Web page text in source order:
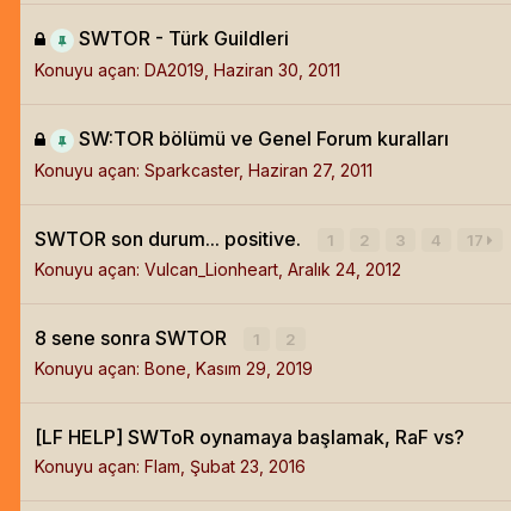
SWTOR - Türk Guildleri
Konuyu açan: DA2019 Haziran 30, 2011
SW:TOR bölümü ve Genel Forum kuralları
Konuyu açan: Sparkcaster, Haziran 27, 2011
SWTOR son durum... positive. 1 2 3 4 17
Konuyu açan: Vulcan_Lionheart Aralık 24, 2012
8 sene sonra SWTOR 1 2
Konuyu açan: Bone Kasım 29, 2019
[LF HELP] SWToR oynamaya başlamak, RaF vs?
Konuyu açan: Flam Şubat 23, 2016